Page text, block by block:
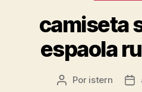
camiseta
espaola
Autor
Por istern